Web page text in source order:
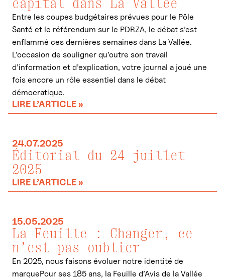
capital dans La Vallée
Entre les coupes budgétaires prévues pour le Pôle
Santé et le référendum sur le PDRZA, le débat s’est
enflammé ces dernières semaines dans La Vallée.
L’occasion de souligner qu’outre son travail
d’information et d’explication, votre journal a joué une
fois encore un rôle essentiel dans le débat
démocratique.
LIRE L’ARTICLE »
24.07.2025
Éditorial du 24 juillet
2025
LIRE L’ARTICLE »
15.05.2025
La Feuille : Changer, ce
n’est pas oublier
En 2025, nous faisons évoluer notre identité de
marquePour ses 185 ans, la Feuille d’Avis de la Vallée